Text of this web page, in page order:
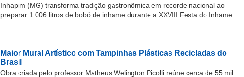
Inhapim (MG) transforma tradição gastronômica em recorde nacional ao
preparar 1.006 litros de bobó de inhame durante a XXVIII Festa do Inhame.
Maior Mural Artístico com Tampinhas Plásticas Recicladas do
Brasil
Obra criada pelo professor Matheus Welington Picolli reúne cerca de 55 mil